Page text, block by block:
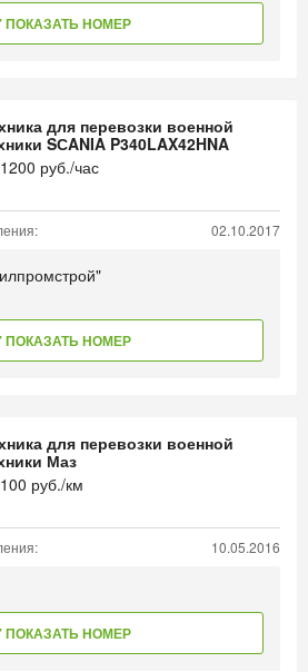
ПОКАЗАТЬ НОМЕР
для перевозки военной
SСANIA P340LAX42HNA
1200 руб./час
02.10.2017
ПОКАЗАТЬ НОМЕР
для перевозки военной
Маз
100 руб./км
10.05.2016
ПОКАЗАТЬ НОМЕР